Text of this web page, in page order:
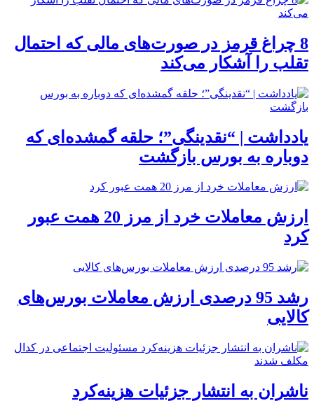
8 چراغ قرمز در صورت‌های مالی که احتمال
تقلب را آشکار می‌کند
یادداشت | “نقدینگی”؛ حلقه گمشده‌ای که
دوباره به بورس بازگشت
ارزش معاملات خرد از مرز 20 همت عبور
کرد
رشد 95 درصدی ارزش معاملات بورس‌های
کالایی
ناشران به انتشار جزئیات هزینه‌کرد